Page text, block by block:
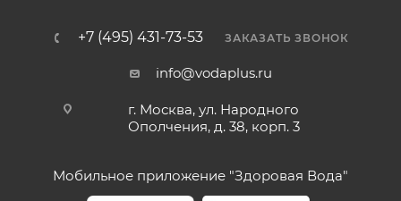
+7 (495) 431-73-53 ЗАКАЗАТЬ ЗВОНОК
info@vodaplus.ru
г. Москва, ул. Народного
Ополчения, д. 38, корп. 3
Мобильное приложение "Здоровая Вода"